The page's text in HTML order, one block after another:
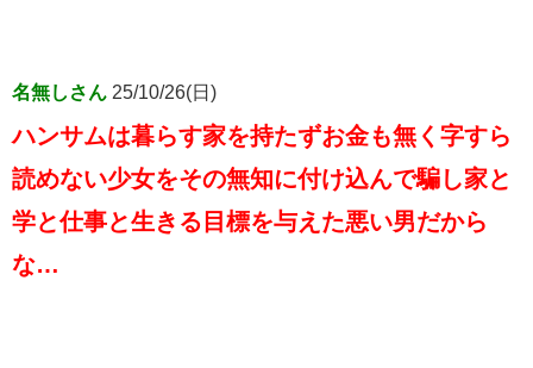
名無しさん 25/10/26(日)
ハンサムは暮らす家を持たずお金も無く字すら
読めない少女をその無知に付け込んで騙し家と
学と仕事と生きる目標を与えた悪い男だから
な…